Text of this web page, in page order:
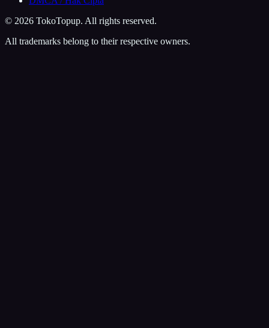
© 2026 TokoTopup. All rights reserved.
All trademarks belong to their respective owners.